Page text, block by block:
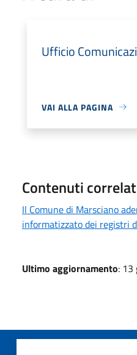
Ufficio
VAI ALLA PAGINA
Contenuti
Il Comune di Marsciano
informatizzato dei registri
Ultimo aggiornamento: 13